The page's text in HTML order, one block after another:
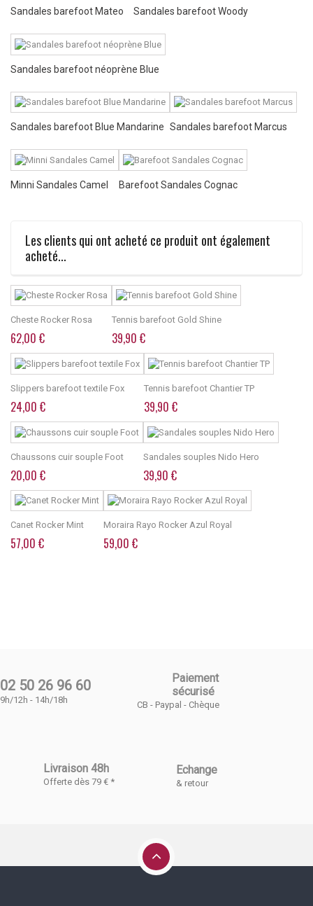
Sandales barefoot Mateo Sandales barefoot Woody
Sandales barefoot néoprène Blue
Sandales barefoot Blue Mandarine Sandales barefoot Marcus
Minni Sandales Camel Barefoot Sandales Cognac
Les clients qui ont acheté ce produit ont également
acheté...
Cheste Rocker Rosa
62,00 €
Tennis barefoot Gold Shine
39,90 €
Slippers barefoot textile Fox
24,00 €
Tennis barefoot Chantier TP
39,90 €
Chaussons cuir souple Foot
20,00 €
Sandales souples Nido Hero
39,90 €
Canet Rocker Mint
57,00 €
Moraira Rayo Rocker Azul Royal
59,00 €
02 50 26 96 60
9h/12h - 14h/18h
Paiement
sécurisé
CB - Paypal - Chèque
Livraison 48h
Offerte dès 79 € *
Echange
& retour